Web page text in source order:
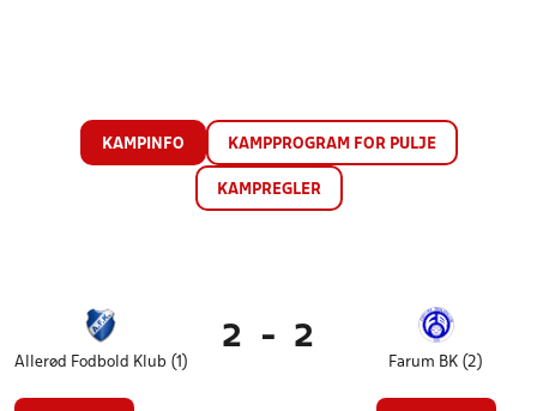
KAMPINFO KAMPPROGRAM FOR PULJE
KAMPREGLER
Allerød Fodbold Klub (1)
2 - 2
Farum BK (2)